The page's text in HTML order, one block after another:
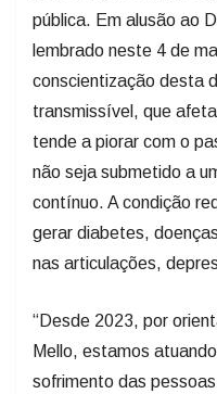
pública. Em alusão ao
lembrado neste 4 de
conscientização desta
transmissível, que
tende a piorar com o
não seja submetido a
contínuo. A condição
gerar diabetes,
nas articulações,
“Desde 2023, por
Mello, estamos
sofrimento das